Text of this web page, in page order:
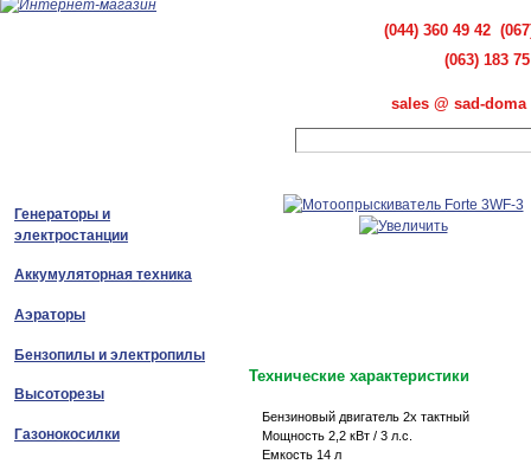
(044) 360 49 42
(063) 183
sales @ sad-
Генераторы и
электростанции
Аккумуляторная техника
Аэраторы
Бензопилы и электропилы
Высоторезы
Газонокосилки
Технические характеристики
Бензиновый двигатель 2х тактный
Мощность 2,2 кВт / 3 л.с.
Емкость 14 л